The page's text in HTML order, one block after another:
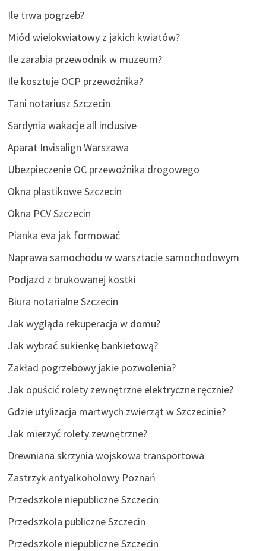
Ile trwa pogrzeb?
Miód wielokwiatowy z jakich kwiatów?
Ile zarabia przewodnik w muzeum?
Ile kosztuje OCP przewoźnika?
Tani notariusz Szczecin
Sardynia wakacje all inclusive
Aparat Invisalign Warszawa
Ubezpieczenie OC przewoźnika drogowego
Okna plastikowe Szczecin
Okna PCV Szczecin
Pianka eva jak formować
Naprawa samochodu w warsztacie samochodowym
Podjazd z brukowanej kostki
Biura notarialne Szczecin
Jak wygląda rekuperacja w domu?
Jak wybrać sukienkę bankietową?
Zakład pogrzebowy jakie pozwolenia?
Jak opuścić rolety zewnętrzne elektryczne ręcznie?
Gdzie utylizacja martwych zwierząt w Szczecinie?
Jak mierzyć rolety zewnętrzne?
Drewniana skrzynia wojskowa transportowa
Zastrzyk antyalkoholowy Poznań
Przedszkole niepubliczne Szczecin
Przedszkola publiczne Szczecin
Przedszkole niepubliczne Szczecin